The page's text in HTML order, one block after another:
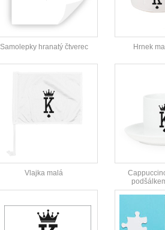
Samolepky hranatý čtverec Hrnek
Vlajka malá